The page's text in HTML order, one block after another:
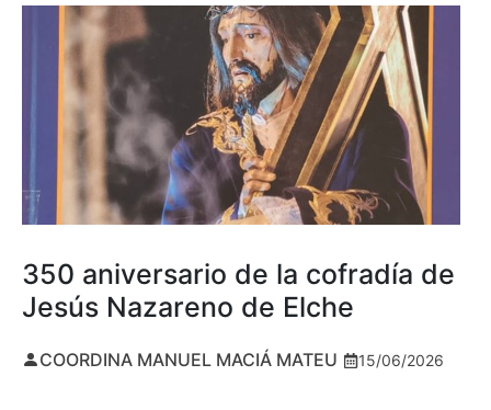
350 aniversario de la cofradía de
Jesús Nazareno de Elche
COORDINA MANUEL MACIÁ MATEU 15/06/2026